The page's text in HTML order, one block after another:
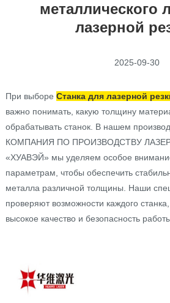
металлического
лазерной
2025-09-30
При выборе Станка для лазерной
важно понимать, какую толщину
обрабатывать станок. В нашем
КОМПАНИЯ ПО ПРОИЗВОДСТВУ
«ХУАВЭЙ» мы уделяем особое
параметрам, чтобы обеспечить
металла различной толщины. Наши
проверяют возможности каждого
высокое качество и безопасность